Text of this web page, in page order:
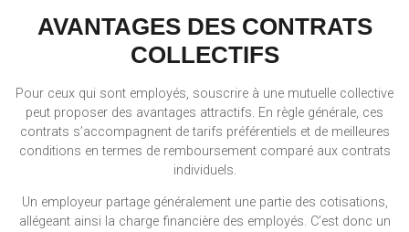
AVANTAGES DES CONTRATS
COLLECTIFS
Pour ceux qui sont employés, souscrire à une mutuelle collective
peut proposer des avantages attractifs. En règle générale, ces
contrats s’accompagnent de tarifs préférentiels et de meilleures
conditions en termes de remboursement comparé aux contrats
individuels.
Un employeur partage généralement une partie des cotisations,
allégeant ainsi la charge financière des employés. C’est donc un